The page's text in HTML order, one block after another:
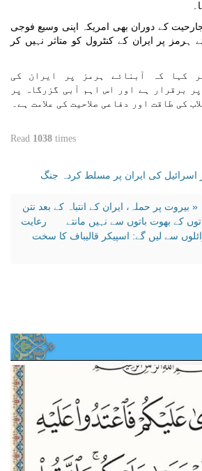
کے دوران بھی امریکہ اپنی وسیع فوجی
ہرمز پر ایران کے کنٹرول کو متاثر نہیں کر
کہا کہ آبنائے ہرمز پر ایران کی
برقرار ہے اور اس اہم آبی گزرگاہ پر
کی طاقت اور دفاعی صلاحیت کی علامت ہے۔
Read 1038 times
اسرائیل کی ایران پر مسلط کردہ جنگ
« بیروت پر حملہ، ایران کے انتباہ کے بعد نتن
کے بھوت باتوں سے نہیں مانتے
رعایت
سے لیں گے: اسپیکر قالیباف کا سخت